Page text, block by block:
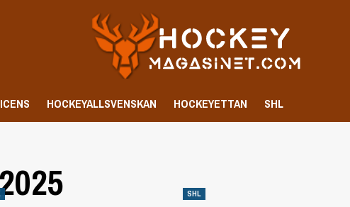
HOCKEYALLSVENSKAN HOCKEYETTAN SHL
SHL